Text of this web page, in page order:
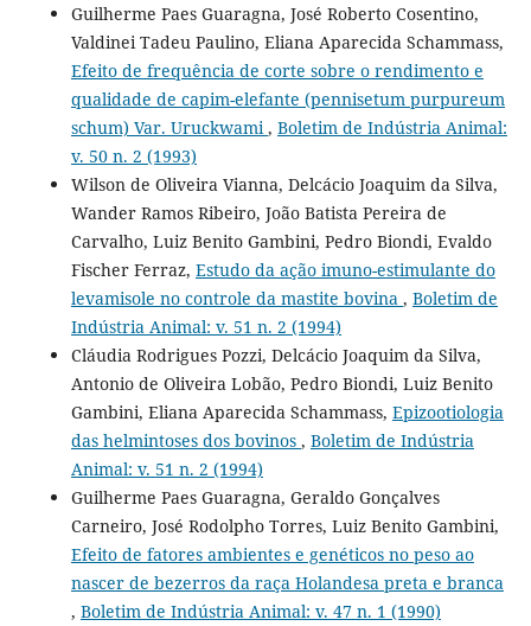
Guilherme Paes Guaragna, José Roberto Cosentino,
Valdinei Tadeu Paulino, Eliana Aparecida Schammass,
Efeito de frequência de corte sobre o rendimento e
qualidade de capim-elefante (pennisetum purpureum
schum) Var. Uruckwami , Boletim de Indústria Animal:
v. 50 n. 2 (1993)
Wilson de Oliveira Vianna, Delcácio Joaquim da Silva,
Wander Ramos Ribeiro, João Batista Pereira de
Carvalho, Luiz Benito Gambini, Pedro Biondi, Evaldo
Fischer Ferraz, Estudo da ação imuno-estimulante do
levamisole no controle da mastite bovina , Boletim de
Indústria Animal: v. 51 n. 2 (1994)
Cláudia Rodrigues Pozzi, Delcácio Joaquim da Silva,
Antonio de Oliveira Lobão, Pedro Biondi, Luiz Benito
Gambini, Eliana Aparecida Schammass, Epizootiologia
das helmintoses dos bovinos , Boletim de Indústria
Animal: v. 51 n. 2 (1994)
Guilherme Paes Guaragna, Geraldo Gonçalves
Carneiro, José Rodolpho Torres, Luiz Benito Gambini,
Efeito de fatores ambientes e genéticos no peso ao
nascer de bezerros da raça Holandesa preta e branca
, Boletim de Indústria Animal: v. 47 n. 1 (1990)